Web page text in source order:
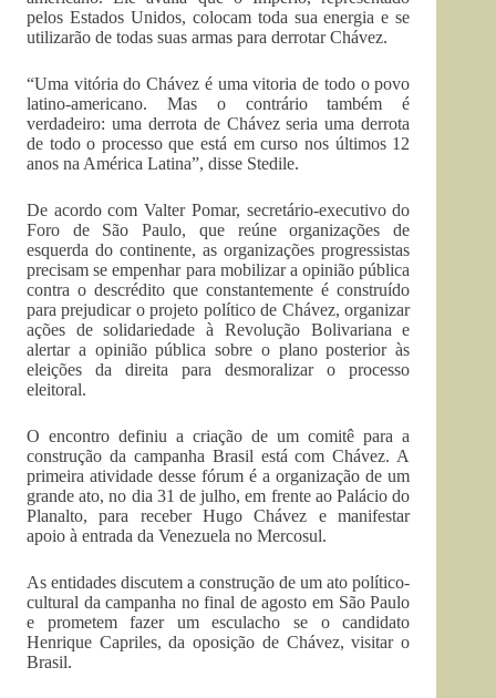
pelos Estados Unidos, colocam toda sua energia e se
utilizarão de todas suas armas para derrotar Chávez.
“Uma vitória do Chávez é uma vitoria de todo o povo
latino-americano. Mas o contrário também é
verdadeiro: uma derrota de Chávez seria uma derrota
de todo o processo que está em curso nos últimos 12
anos na América Latina”, disse Stedile.
De acordo com Valter Pomar, secretário-executivo do
Foro de São Paulo, que reúne organizações de
esquerda do continente, as organizações progressistas
precisam se empenhar para mobilizar a opinião pública
contra o descrédito que constantemente é construído
para prejudicar o projeto político de Chávez, organizar
ações de solidariedade à Revolução Bolivariana e
alertar a opinião pública sobre o plano posterior às
eleições da direita para desmoralizar o processo
eleitoral.
O encontro definiu a criação de um comitê para a
construção da campanha Brasil está com Chávez. A
primeira atividade desse fórum é a organização de um
grande ato, no dia 31 de julho, em frente ao Palácio do
Planalto, para receber Hugo Chávez e manifestar
apoio à entrada da Venezuela no Mercosul.
As entidades discutem a construção de um ato político-
cultural da campanha no final de agosto em São Paulo
e prometem fazer um esculacho se o candidato
Henrique Capriles, da oposição de Chávez, visitar o
Brasil.